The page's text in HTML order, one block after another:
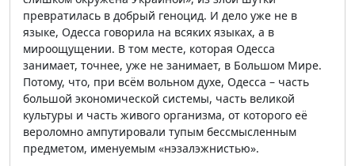
превратилась в добрый геноцид. И дело уже не в
языке, Одесса говорила на всяких языках, а в
мироощущении. В том месте, которая Одесса
занимает, точнее, уже не занимает, в Большом Мире.
Потому, что, при всём вольном духе, Одесса – часть
большой экономической системы, часть великой
культуры и часть живого организма, от которого её
вероломно ампутировали тупым бессмысленным
предметом, именуемым «нэзалэжнистью».